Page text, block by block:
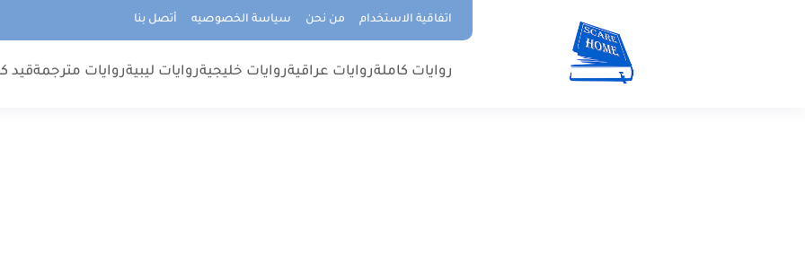
اتفاقية الاستخدام من نحن سياسة الخصوصيه أتصل بنا
روايات كاملةروايات عراقيةروايات خليجيةروايات ليبيةروايات مترجمةقيد